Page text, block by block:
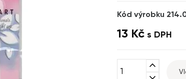
Kód výrobku
13 Kč s DPH
expand_less